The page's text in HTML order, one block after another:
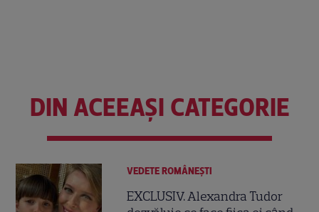
DIN ACEEAȘI CATEGORIE
VEDETE ROMÂNEŞTI
EXCLUSIV. Alexandra Tudor